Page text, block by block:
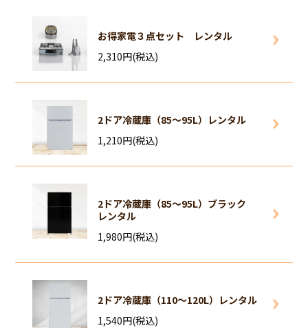
お得家電３点セット レンタル
2,310円(税込)
2ドア冷蔵庫（85～95L）レンタル
1,210円(税込)
2ドア冷蔵庫（85～95L）ブラック
レンタル
1,980円(税込)
2ドア冷蔵庫（110～120L）レンタル
1,540円(税込)